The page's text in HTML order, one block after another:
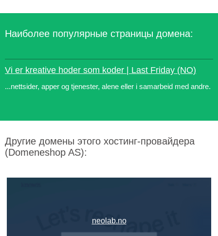
Наиболее популярные страницы домена:
Vi er kreative hoder som koder | Last Friday (NO)
...nettsider, apper og tjenester, alene eller i samarbeid med andre.
Другие домены этого хостинг-провайдера
(Domeneshop AS):
neolab.no